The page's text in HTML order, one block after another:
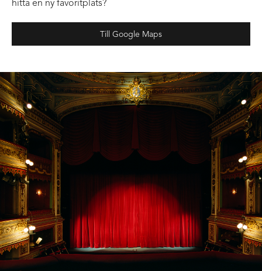
hitta en ny favoritplats?
Till Google Maps